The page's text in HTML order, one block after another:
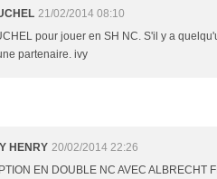
21/02/2014 08:10
pour jouer en SH NC. S'il y a
partenaire. ivy
HENRY 20/02/2014 22:26
EN DOUBLE NC AVEC ALBRECHT